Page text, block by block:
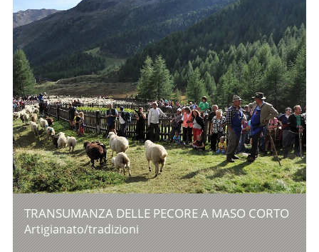
TRANSUMANZA DELLE PECORE A MASO CORTO
Artigianato/tradizioni